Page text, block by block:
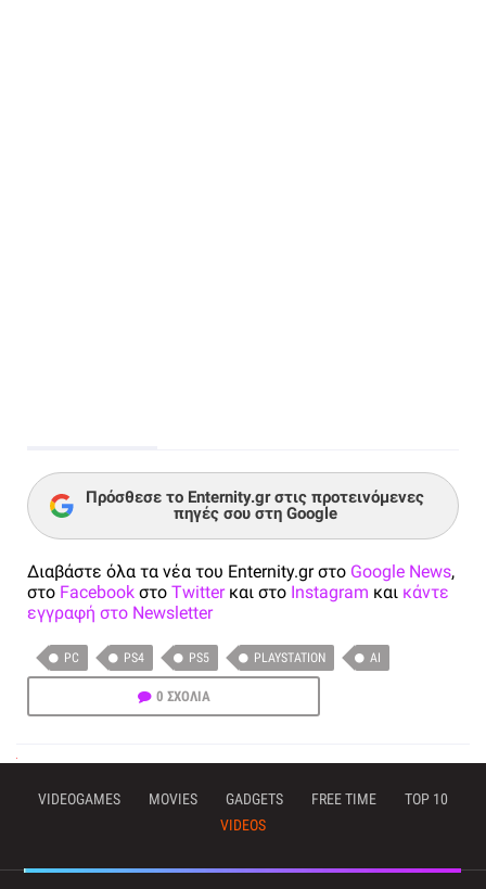
Πρόσθεσε το Enternity.gr στις προτεινόμενες
πηγές σου στη Google
Διαβάστε όλα τα νέα του Enternity.gr στο Google News,
στο Facebook στο Twitterκαι στο Instagram και κάντε
εγγραφή στο Newsletter
PC PS4 PS5 PLAYSTATION AI
0 ΣΧΟΛΙΑ
VIDEOGAMES MOVIES GADGETS FREE TIME
TOP 10
VIDEOS